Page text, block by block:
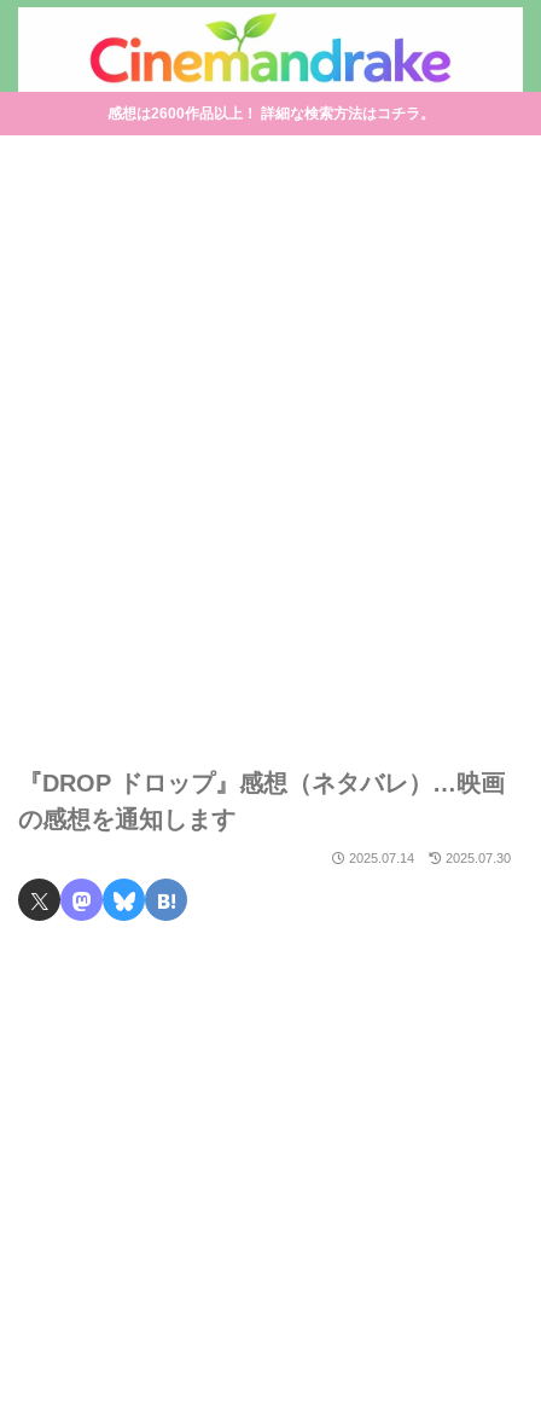
感想は2600作品以上！ 詳細な検索方法はコチラ。
『DROP ドロップ』感想（ネタバレ）…映画
の感想を通知します
2025.07.14 2025.07.30